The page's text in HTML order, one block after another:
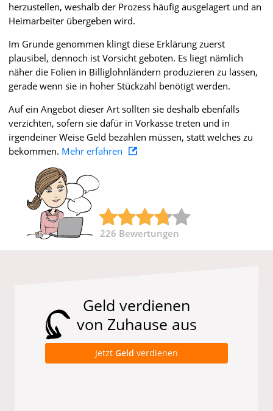
herzustellen, weshalb der Prozess häufig ausgelagert und an
Heimarbeiter übergeben wird.
Im Grunde genommen klingt diese Erklärung zuerst
plausibel, dennoch ist Vorsicht geboten. Es liegt nämlich
näher die Folien in Billiglohnländern produzieren zu lassen,
gerade wenn sie in hoher Stückzahl benötigt werden.
Auf ein Angebot dieser Art sollten sie deshalb ebenfalls
verzichten, sofern sie dafür in Vorkasse treten und in
irgendeiner Weise Geld bezahlen müssen, statt welches zu
bekommen. Mehr erfahren
226 Bewertungen
Geld verdienen
von Zuhause aus
Jetzt Geld verdienen